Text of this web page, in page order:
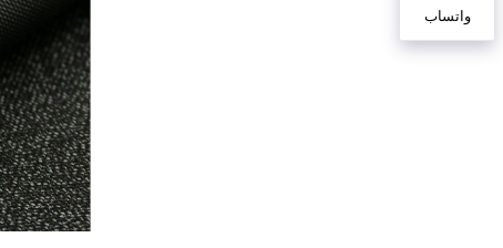
واتساب